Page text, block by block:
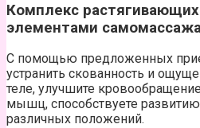
Комплекс
элементами
С помощью предложенных
устранить скованность и
теле, улучшите
мышц, способствуете
различных положений.